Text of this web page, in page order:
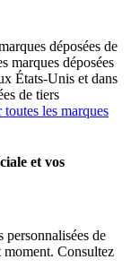
déposées de
marques déposées
États-Unis et dans
de tiers
toutes les marques
et vos
personnalisées de
Consultez